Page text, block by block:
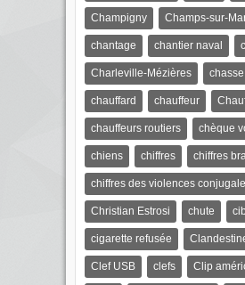
Champigny Champs-sur-
chantage chantier naval
Charleville-Mézières chasse
chauffard chauffeur
chauffeurs routiers chèque
chiens chiffres chiffres
chiffres des violences
Christian Estrosi chute
cigarette refusée
Clef USB clefs Clip